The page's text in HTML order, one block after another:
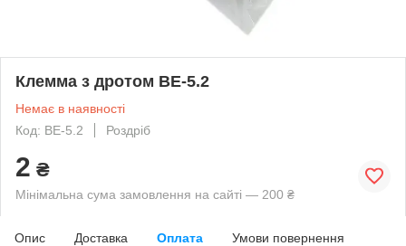
Клемма з дротом BE-5.2
Немає в наявності
Код: BE-5.2
Роздріб
2 ₴
Мінімальна сума замовлення на сайті — 200 ₴
Опис Доставка Оплата Умови повернення